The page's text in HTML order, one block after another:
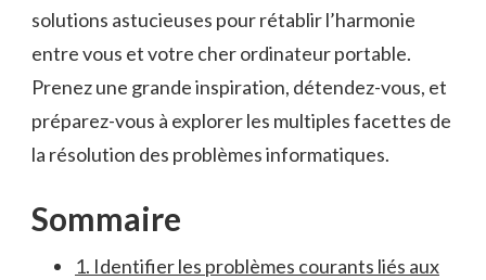
solutions astucieuses pour⁤ rétablir l’harmonie
entre vous⁢ et votre cher ordinateur portable.
Prenez une grande⁣ inspiration, détendez-vous, et
préparez-vous à‍ explorer les multiples facettes de
la résolution des problèmes informatiques.
Sommaire
1. Identifier les problèmes courants liés aux